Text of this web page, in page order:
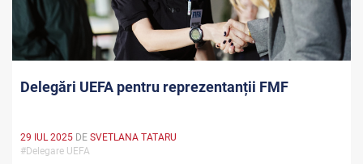
Delegări UEFA pentru reprezentanții FMF
29 IUL 2025 DE SVETLANA TATARU
#Delegare UEFA